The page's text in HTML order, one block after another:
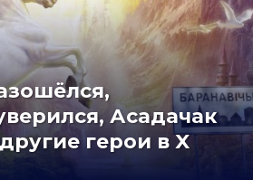
Асадачак
герои в X